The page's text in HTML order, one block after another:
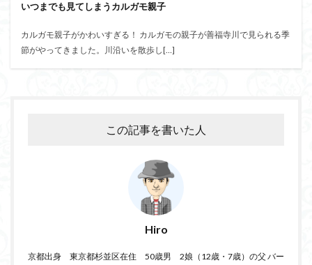
いつまでも見てしまうカルガモ親子
カルガモ親子がかわいすぎる！ カルガモの親子が善福寺川で見られる季
節がやってきました。川沿いを散歩し[…]
この記事を書いた人
Hiro
京都出身 東京都杉並区在住 50歳男 2娘（12歳・7歳）の父 バー